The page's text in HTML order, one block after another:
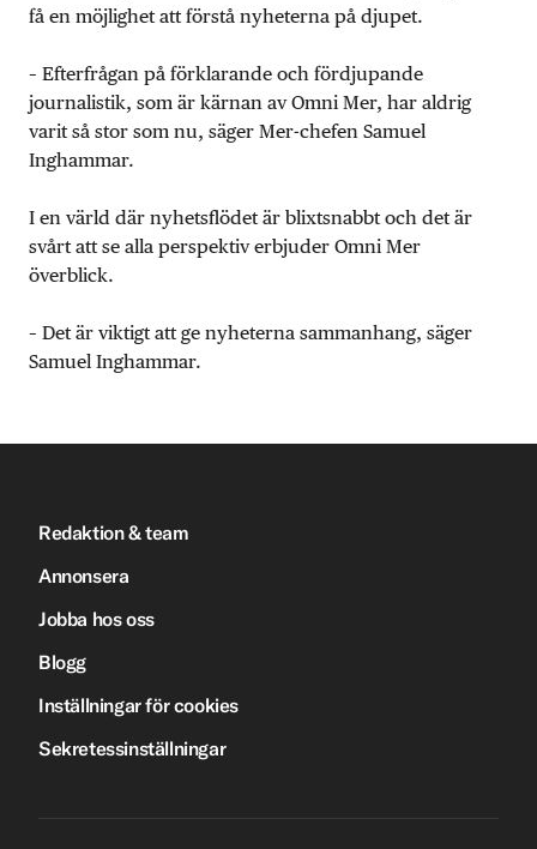
få en möjlighet att förstå nyheterna på djupet.
– Efterfrågan på förklarande och fördjupande
journalistik, som är kärnan av Omni Mer, har aldrig
varit så stor som nu, säger Mer-chefen Samuel
Inghammar.
I en värld där nyhetsflödet är blixtsnabbt och det är
svårt att se alla perspektiv erbjuder Omni Mer
överblick.
– Det är viktigt att ge nyheterna sammanhang, säger
Samuel Inghammar.
Redaktion & team
Annonsera
Jobba hos oss
Blogg
Inställningar för cookies
Sekretessinställningar